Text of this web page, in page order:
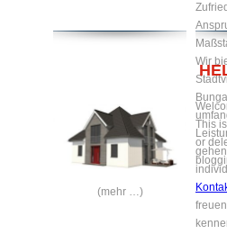
Wir
(mehr …)
This
or